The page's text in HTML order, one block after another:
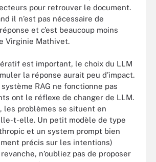
pour retrouver le document.
il n’est pas nécessaire de
et c’est beaucoup moins
Virginie Mathivet.
est important, le choix du LLM
la réponse aurait peu d’impact.
RAG ne fonctionne pas
ont le réflexe de changer de LLM.
les problèmes se situent en
t-elle. Un petit modèle de type
et un system prompt bien
précis sur les intentions)
n’oubliez pas de proposer